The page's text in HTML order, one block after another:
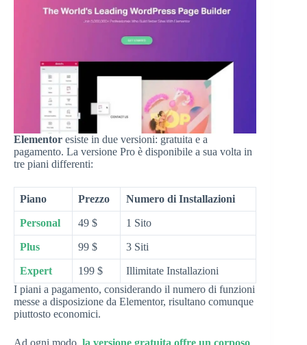
Elementor esiste in due versioni: gratuita e a
pagamento. La versione Pro è disponibile a sua volta in
tre piani differenti:
Piano Prezzo Numero di Installazioni
Personal 49 $ 1 Sito
Plus 99 $ 3 Siti
Expert 199 $
Illimitate Installazioni
I piani a pagamento, considerando il numero di funzioni
messe a disposizione da Elementor, risultano comunque
piuttosto economici.